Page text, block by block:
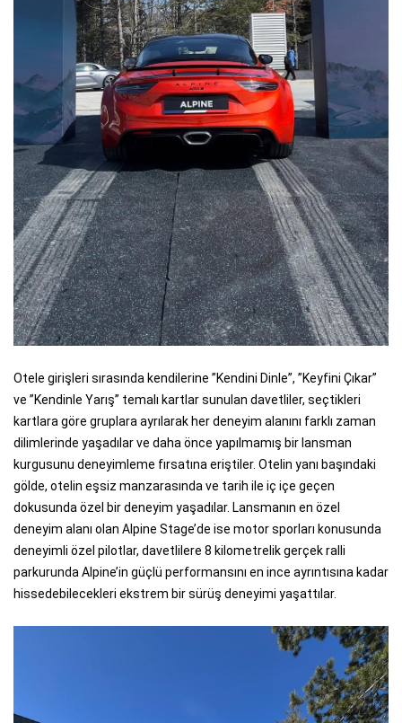
Otele girişleri sırasında kendilerine ”Kendini Dinle”, ”Keyfini Çıkar”
ve ”Kendinle Yarış” temalı kartlar sunulan davetliler, seçtikleri
kartlara göre gruplara ayrılarak her deneyim alanını farklı zaman
dilimlerinde yaşadılar ve daha önce yapılmamış bir lansman
kurgusunu deneyimleme fırsatına eriştiler. Otelin yanı başındaki
gölde, otelin eşsiz manzarasında ve tarih ile iç içe geçen
dokusunda özel bir deneyim yaşadılar. Lansmanın en özel
deneyim alanı olan Alpine Stage’de ise motor sporları konusunda
deneyimli özel pilotlar, davetlilere 8 kilometrelik gerçek ralli
parkurunda Alpine’in güçlü performansını en ince ayrıntısına kadar
hissedebilecekleri ekstrem bir sürüş deneyimi yaşattılar.